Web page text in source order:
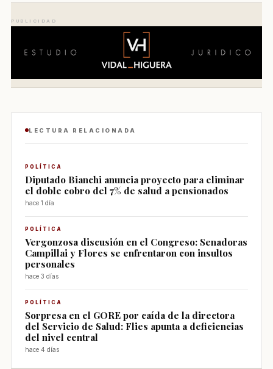
PUBLICIDAD
LECTURA RELACIONADA
POLÍTICA
Diputado Bianchi anuncia proyecto para eliminar
el doble cobro del 7% de salud a pensionados
hace 1 día
POLÍTICA
Vergonzosa discusión en el Congreso: Senadoras
Campillai y Flores se enfrentaron con insultos
personales
hace 3 días
POLÍTICA
Sorpresa en el GORE por caída de la directora
del Servicio de Salud: Flies apunta a deficiencias
del nivel central
hace 4 días